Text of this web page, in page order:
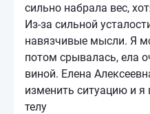
сильно набрала вес,
Из-за сильной
навязчивые мысли. Я
потом срывалась, ела
виной. Елена
изменить ситуацию и я
телу